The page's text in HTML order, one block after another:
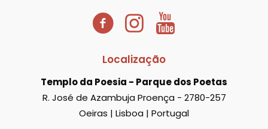
Localização
Templo da Poesia - Parque dos Poetas
R. José de Azambuja Proença - 2780-257
Oeiras | Lisboa | Portugal